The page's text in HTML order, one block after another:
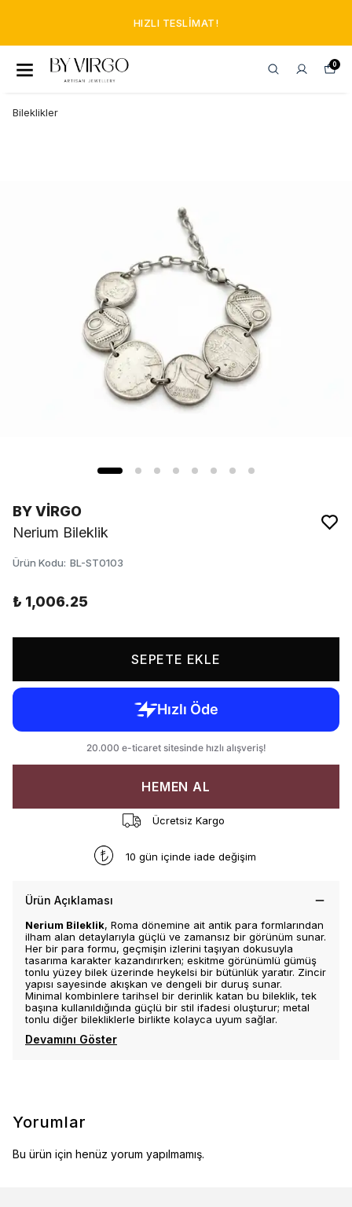
HIZLI TESLIMAT!
0
Bileklikler
BY VİRGO
Nerium Bileklik
Ürün Kodu: BL-ST0103
₺ 1,006.25
SEPETE EKLE
HEMEN AL
Ücretsiz Kargo
10 gün içinde iade değişim
Ürün Açıklaması
Nerium Bileklik, Roma dönemine ait antik para formlarından
ilham alan detaylarıyla güçlü ve zamansız bir görünüm sunar.
Her bir para formu, geçmişin izlerini taşıyan dokusuyla
tasarıma karakter kazandırırken; eskitme görünümlü gümüş
tonlu yüzey bilek üzerinde heykelsi bir bütünlük yaratır. Zincir
yapısı sayesinde akışkan ve dengeli bir duruş sunar.
Minimal kombinlere tarihsel bir derinlik katan bu bileklik, tek
başına kullanıldığında güçlü bir stil ifadesi oluşturur; metal
tonlu diğer bilekliklerle birlikte kolayca uyum sağlar.
Devamını Göster
Yorumlar
Bu ürün için henüz yorum yapılmamış.